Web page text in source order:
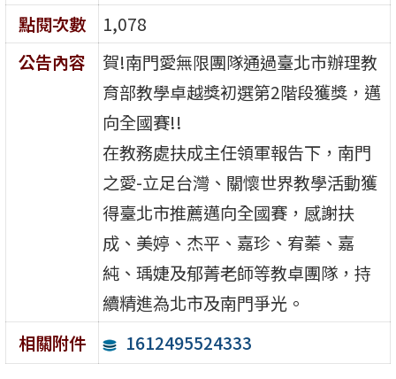
點閱次數
1,078
公告內容
賀!南門愛無限團隊通過臺北市辦理教
育部教學卓越獎初選第2階段獲獎，邁
向全國賽!!
在教務處扶成主任領軍報告下，南門
之愛-立足台灣、關懷世界教學活動獲
得臺北市推薦邁向全國賽，感謝扶
成、美婷、杰平、嘉珍、宥蓁、嘉
純、瑀婕及郁菁老師等教卓團隊，持
續精進為北市及南門爭光。
相關附件
1612495524333